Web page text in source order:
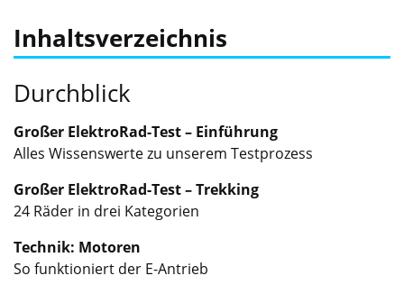
Inhaltsverzeichnis
Durchblick
Großer ElektroRad-Test – Einführung
Alles Wissenswerte zu unserem Testprozess
Großer ElektroRad-Test – Trekking
24 Räder in drei Kategorien
Technik: Motoren
So funktioniert der E-Antrieb